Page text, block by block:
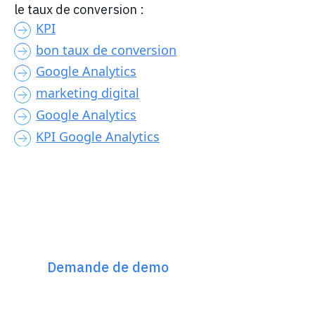
Demande de demo
le taux de conversion :
KPI
bon taux de conversion
Google Analytics
marketing digital
Google Analytics
KPI Google Analytics